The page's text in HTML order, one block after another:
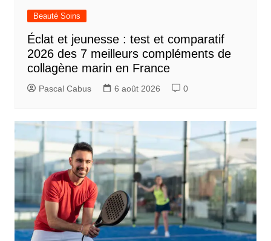
Beauté Soins
Éclat et jeunesse : test et comparatif
2026 des 7 meilleurs compléments de
collagène marin en France
Pascal Cabus 6 août 2026 0